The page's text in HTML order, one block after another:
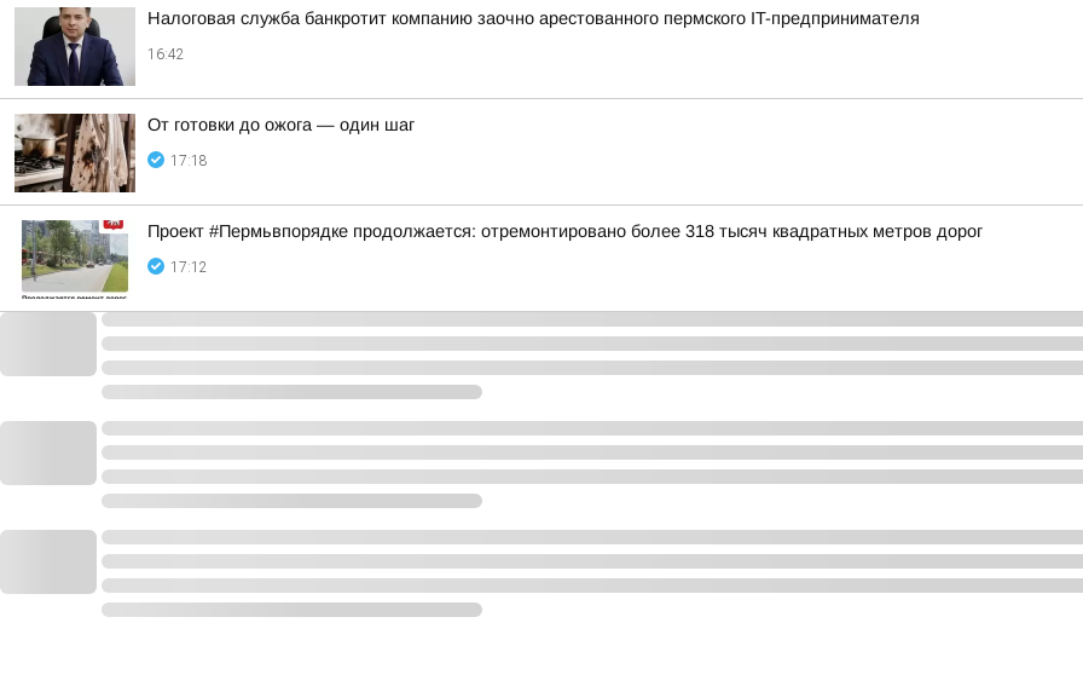
Налоговая служба банкротит компанию заочно арестованного пермского IT-предпринимателя
16:42
От готовки до ожога — один шаг
17:18
Проект #Пермьвпорядке продолжается: отремонтировано более 318 тысяч квадратных метров дорог
17:12